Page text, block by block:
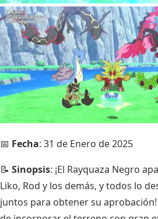
📅 Fecha: 31 de Enero de 2025
📝 Sinopsis: ¡El Rayquaza Negro
Liko, Rod y los demás, y todos lo
juntos para obtener su